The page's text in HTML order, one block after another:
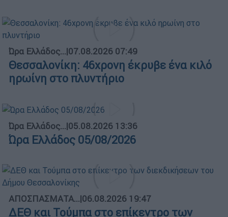
Ώρα Ελλάδος...|07.08.2026 07:49
Θεσσαλονίκη: 46χρονη έκρυβε ένα κιλό
ηρωίνη στο πλυντήριο
Ώρα Ελλάδος...|05.08.2026 13:36
Ώρα Ελλάδος 05/08/2026
ΑΠΟΣΠΑΣΜΑΤΑ...|06.08.2026 19:47
ΔΕΘ και Τούμπα στο επίκεντρο των